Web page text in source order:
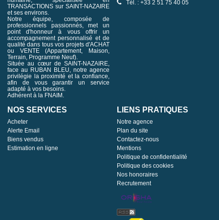
TRANSACTIONS sur SAINT-NAZAIRE
et ses environs.
Notre équipe, composée de
professionnels passionnés, met un
point d'honneur à vous offrir un
accompagnement personnalisé et de
qualité dans tous vos projets d'ACHAT
ou VENTE (Appartement, Maison,
Terrain, Programme Neuf).
Située au cœur de SAINT-NAZAIRE,
face au RUBAN BLEU, notre agence
privilégie la proximité et la confiance,
afin de vous garantir un service
adapté à vos besoins.
Adhérent à la FNAIM.
Tél. : +33 2 51 75 40 05
NOS SERVICES
Acheter
Alerte Email
Biens vendus
Estimation en ligne
LIENS PRATIQUES
Notre agence
Plan du site
Contactez-nous
Mentions
Politique de confidentialité
Politique des cookies
Nos honoraires
Recrutement